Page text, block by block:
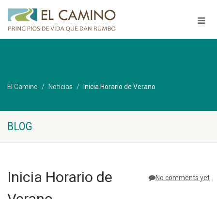
El Camino Noticias Inicia Horario de Verano
BLOG
No comments yet
Inicia Horario de